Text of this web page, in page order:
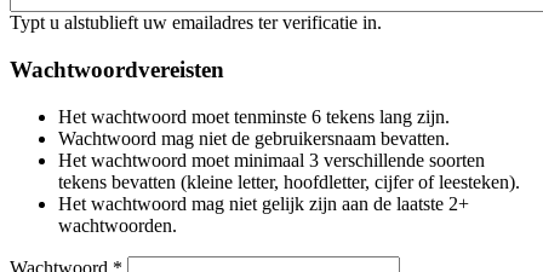
Typt u alstublieft uw emailadres ter verificatie in.
Wachtwoordvereisten
Het wachtwoord moet tenminste 6 tekens lang zijn.
Wachtwoord mag niet de gebruikersnaam bevatten.
Het wachtwoord moet minimaal 3 verschillende soorten
tekens bevatten (kleine letter, hoofdletter, cijfer of leesteken).
Het wachtwoord mag niet gelijk zijn aan de laatste 2+
wachtwoorden.
Wachtwoord *